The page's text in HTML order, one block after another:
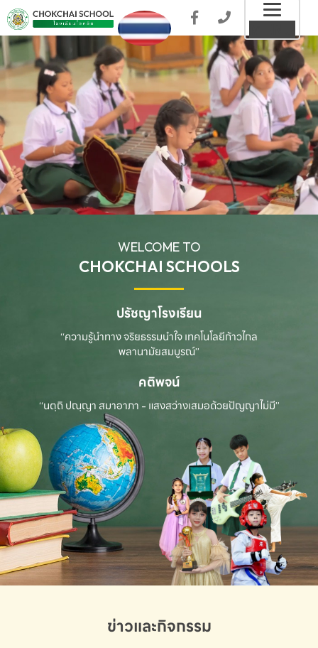
WELCOME TO
CHOKCHAI SCHOOLS
ปรัชญาโรงเรียน
“ความรู้นำทาง จริยธรรมนำใจ เทคโนโลยีก้าวไกล
พลานามัยสมบูรณ์”
คติพจน์
“นตฺถิ ปณฺญา สมาอาภา - แสงสว่างเสมอด้วยปัญญาไม่มี”
ข่าวและกิจกรรม